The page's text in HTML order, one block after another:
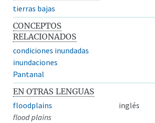
tierras bajas
CONCEPTOS
RELACIONADOS
condiciones inundadas
inundaciones
Pantanal
EN OTRAS LENGUAS
floodplains
inglés
flood plains